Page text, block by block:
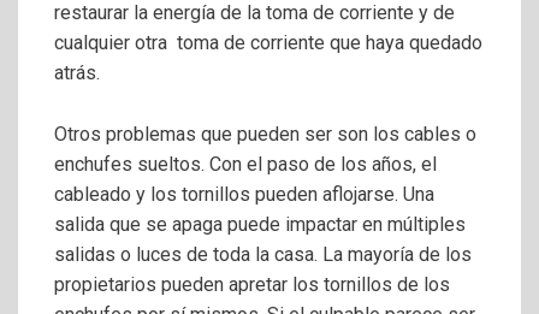
restaurar la energía de la toma de corriente y de
cualquier otra toma de corriente que haya quedado
atrás.
Otros problemas que pueden ser son los cables o
enchufes sueltos. Con el paso de los años, el
cableado y los tornillos pueden aflojarse. Una
salida que se apaga puede impactar en múltiples
salidas o luces de toda la casa. La mayoría de los
propietarios pueden apretar los tornillos de los